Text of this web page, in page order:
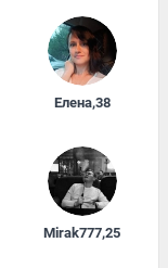
Елена,38
Mirak777,25